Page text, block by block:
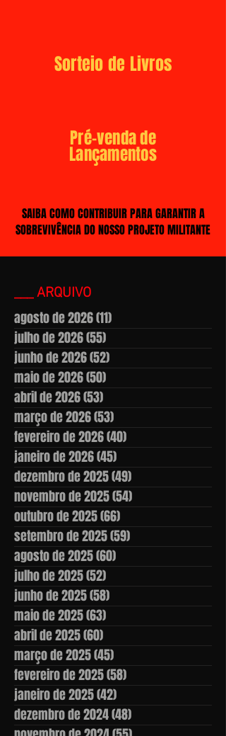
Sorteio de Livros
Pré-venda de
Lançamentos
SAIBA COMO CONTRIBUIR PARA GARANTIR A
SOBREVIVÊNCIA DO NOSSO PROJETO MILITANTE
___ ARQUIVO
agosto de 2026(11)
julho de 2026(55)
junho de 2026(52)
maio de 2026(50)
abril de 2026(53)
março de 2026(53)
fevereiro de 2026(40)
janeiro de 2026(45)
dezembro de 2025(49)
novembro de 2025(54)
outubro de 2025(66)
setembro de 2025(59)
agosto de 2025(60)
julho de 2025(52)
junho de 2025(58)
maio de 2025(63)
abril de 2025(60)
março de 2025(45)
fevereiro de 2025(58)
janeiro de 2025(42)
dezembro de 2024(48)